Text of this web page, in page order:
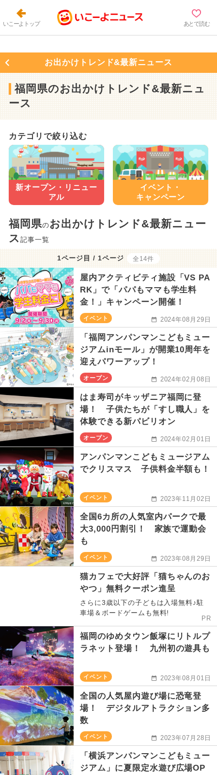
いこーよトップ あとで読む
お出かけトレンド&最新ニュース
福岡県のお出かけトレンド&最新ニュ
ース
カテゴリで絞り込む
新オープン・ リニュー
アル
イベント・
キャンペーン
福岡県のお出かけトレンド&最新ニュー
ス 記事一覧
1ページ目 / 1ページ 全14件
屋内アクティビティ施設「VS PA
RK」で「パパもママも学生料
金！」キャンペーン開催！
イベント 2024年08月29日
「福岡アンパンマンこどもミュー
ジアムinモール」が開業10周年を
迎えパワーアップ！
オープン 2024年02月08日
はま寿司がキッザニア福岡に登
場！ 子供たちが「すし職人」を
体験できる新パビリオン
オープン 2024年02月01日
アンパンマンこどもミュージアム
でクリスマス 子供料金半額も！
イベント 2023年11月02日
全国6カ所の人気室内パークで最
大3,000円割引！ 家族で運動会
も
イベント 2023年08月29日
猫カフェで大好評「猫ちゃんのお
やつ」無料クーポン進呈
さらに3歳以下の子どもは入場無料♪駐
車場＆ボードゲームも無料!
PR
福岡のゆめタウン飯塚にリトルプ
ラネット登場！ 九州初の遊具も
イベント 2023年08月01日
全国の人気屋内遊び場に恐竜登
場！ デジタルアトラクション多
数
イベント 2023年07月28日
「横浜アンパンマンこどもミュー
ジアム」に夏限定水遊び広場OP